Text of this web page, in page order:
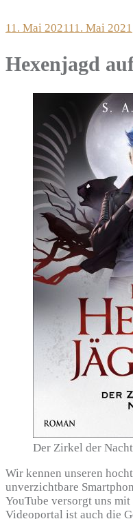
11. Mai 202111. Mai 2021
Hexenjagd
Der Zirkel der
Wir kennen unseren
unverzichtbare
YouTube versorgt uns
Videoportal ist auch die